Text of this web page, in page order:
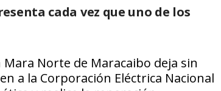
cada vez que uno de los
Norte de Maracaibo deja sin
a la Corporación Eléctrica Nacional